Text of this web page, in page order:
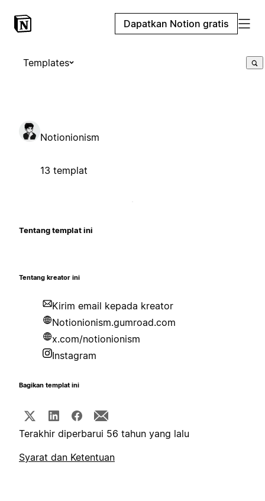
Dapatkan Notion gratis
Templates
Notionionism
13 templat
Tentang templat ini
Tentang kreator ini
Kirim email kepada kreator
Notionionism.gumroad.com
x.com/notionionism
Instagram
Bagikan templat ini
Terakhir diperbarui 56 tahun yang lalu
Syarat dan Ketentuan